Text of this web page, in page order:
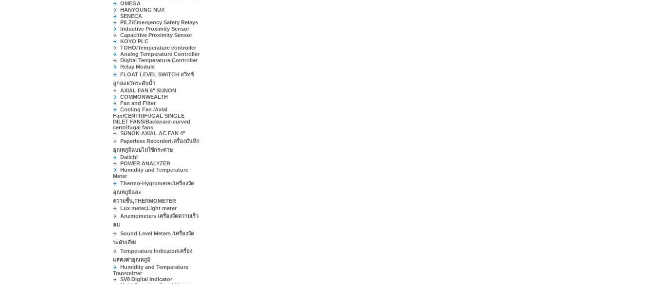
OMEGA
HANYOUNG NUX
SENECA
PILZ/Emergency Safety Relays
Inductive Proximity Sensor
Capacitive Proximity Sensor
KOYO PLC
TOHO/Temperature controller
Analog Temperature Controller
Digital Temperature Controller
Relay Module
FLOAT LEVEL SWITCH สวิทช์
ลูกลอยวัดระดับน้ำ
AXIAL FAN 6" SUNON
COMMONWEALTH
Fan and Filter
Cooling Fan /Axial
Fan/CENTRIFUGAL SINGLE
INLET FANS/Backward-curved
centrifugal fans
SUNON AXIAL AC FAN 4"
Paperless Recorder/เครื่องบันทึก
อุณหภูมิแบบไม่ใช้กระดาษ
Daiichi
POWER ANALYZER
Humidity and Temperature
Meter
Thermo-Hygrometer/เครื่องวัด
อุณหภูมิและ
ความชื้น,THERMOMETER
Lux meter,Light meter
Anemometers เครื่องวัดความเร็ว
ลม
Sound Level Meters /เครื่องวัด
ระดับเสียง
Temperature Indicator/เครื่อง
แสดงค่าอุณหภูมิ
Humidity and Temperature
Transmitter
SV8 Digital Indicator